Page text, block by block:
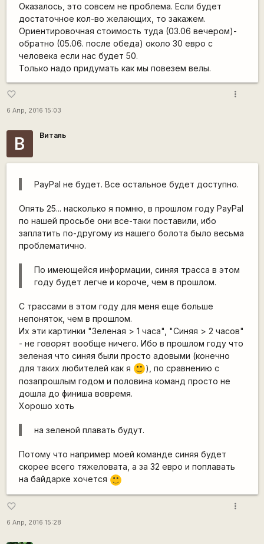
Оказалось, это совсем не проблема. Если будет
достаточное кол-во желающих, то закажем.
Ориентировочная стоимость туда (03.06 вечером)-
обратно (05.06. после обеда) около 30 евро с
человека если нас будет 50.
Только надо придумать как мы повезем велы.
favorite_border
6 Апр, 2016 15:03
more_vert
В Виталь
PayPal не будет. Все остальное будет доступно.
Опять 25... насколько я помню, в прошлом году PayPal
по нашей просьбе они все-таки поставили, ибо
заплатить по-другому из нашего болота было весьма
проблематично.
По имеющейся информации, синяя трасса в этом
году будет легче и короче, чем в прошлом.
С трассами в этом году для меня еще больше
непоняток, чем в прошлом.
Их эти картинки "Зеленая > 1 часа", "Синяя > 2 часов"
- не говорят вообще ничего. Ибо в прошлом году что
зеленая что синяя были просто адовыми (конечно
для таких любителей как я
:) ), по сравнению с
позапрошлым годом и половина команд просто не
дошла до финиша вовремя.
Хорошо хоть
на зеленой плавать будут.
Потому что например моей команде синяя будет
скорее всего тяжеловата, а за 32 евро и поплавать
на байдарке хочется
:)
favorite_border
6 Апр, 2016 15:28
more_vert